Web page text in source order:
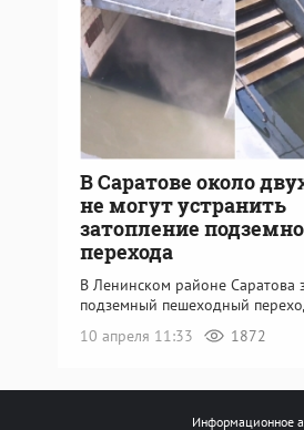
В Саратове около
не могут устранить
затопление
перехода
В Ленинском районе Саратова
подземный пешеходный
10 апреля 11:33
1872
Информационное